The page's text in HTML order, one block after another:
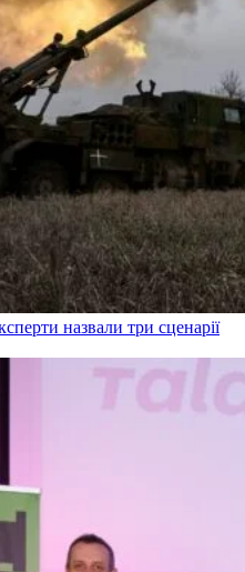
назвали три сценарії